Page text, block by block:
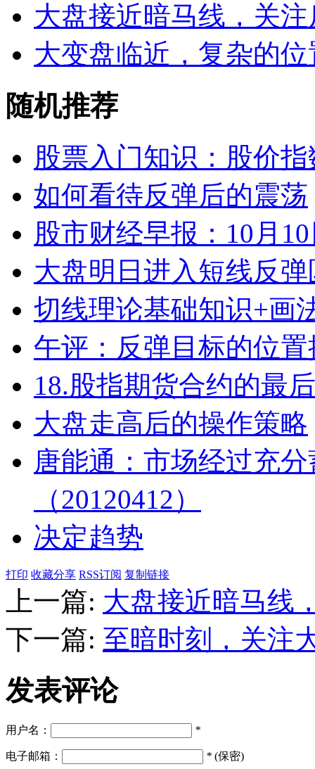
大盘接近暗马线，关
大变盘临近，复杂的
随机推荐
股票入门知识：股价指
如何看待反弹后的震荡
股市财经早报：10月
大盘明日进入短线反弹
切线理论基础知识+画
午评：反弹目标的位置
18.股指期货合约的最
大盘走高后的操作策略
唐能通：市场经过充
（20120412）
决定趋势
打印 收藏分享 RSS订阅 复制链接
上一篇: 大盘接近暗马线
下一篇: 至暗时刻，关注
发表评论
用户名： *
电子邮箱： * (保密)